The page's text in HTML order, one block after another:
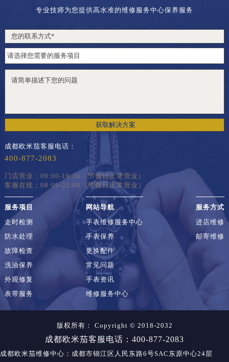
专业技师为您提供高水准的维修服务中心保养服务
获取解决方案
成都欧米茄客服电话：
400-877-2083
门店营业：09:00-19:30（节假日正常营业）
客服在线：08:00-22:00（节假日正常营业）
服务项目
走时检测
防水处理
故障检查
洗油保养
外观修复
表带服务
网站导航
手表维修服务中心
手表保养
更换配件
常见问题
手表资讯
维修服务中心
服务方式
进店维修
邮寄维修
版权所有： Copyright © 2018-2032
成都欧米茄客服电话：400-877-2083
成都欧米茄维修中心 ：成都市锦江区人民东路6号SAC东原中心24层